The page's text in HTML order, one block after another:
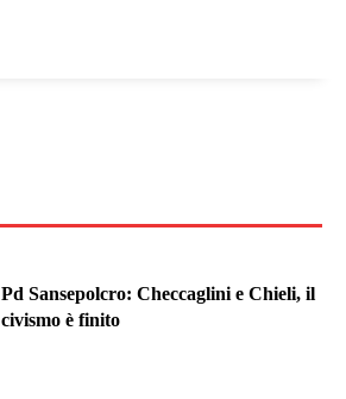
Pd Sansepolcro: Checcaglini e Chieli, il
civismo è finito